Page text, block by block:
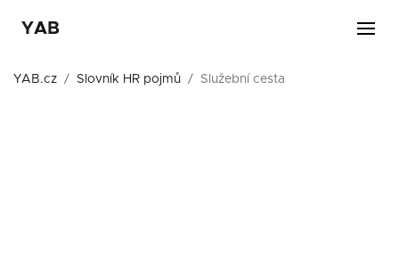
YAB
YAB.cz Slovník HR pojmů Služební cesta